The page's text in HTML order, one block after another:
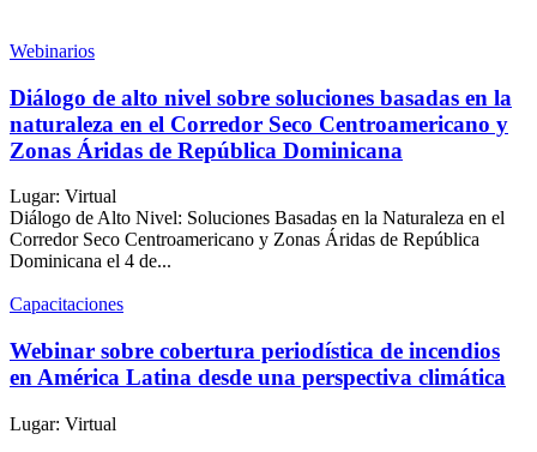
Webinarios
Diálogo de alto nivel sobre soluciones basadas en la
naturaleza en el Corredor Seco Centroamericano y
Zonas Áridas de República Dominicana
Lugar: Virtual
Diálogo de Alto Nivel: Soluciones Basadas en la Naturaleza en el
Corredor Seco Centroamericano y Zonas Áridas de República
Dominicana el 4 de...
Capacitaciones
Webinar sobre cobertura periodística de incendios
en América Latina desde una perspectiva climática
Lugar: Virtual